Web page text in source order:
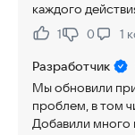
каждого
Нравится:
1Не 0 1
Разработчик
Мы обновили
проблем, в том
Добавили